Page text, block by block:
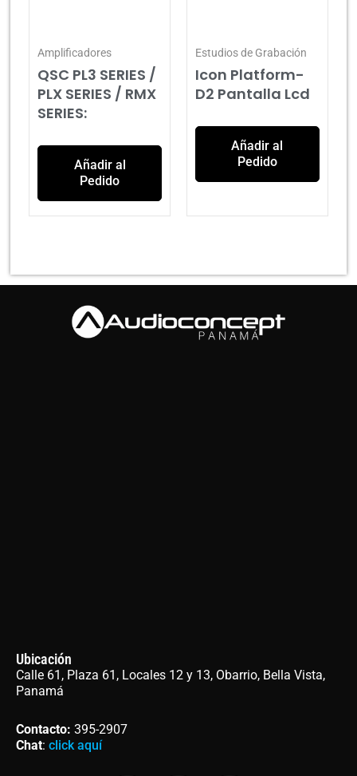
Amplificadores
QSC PL3 SERIES /
PLX SERIES / RMX
SERIES:
Añadir al
Pedido
Estudios de Grabación
Icon Platform-
D2 Pantalla Lcd
Añadir al
Pedido
Ubicación
Calle 61, Plaza 61, Locales 12 y 13, Obarrio, Bella Vista,
Panamá
Contacto: 395-2907
Chat: click aquí